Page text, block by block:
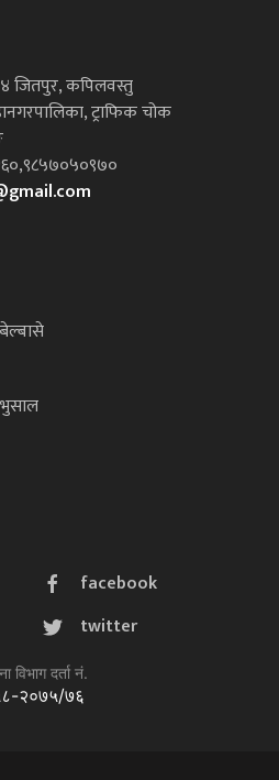
४ जितपुर, कपिलवस्तु
ट्राफिक चोक
facebook
twitter
विभाग दर्ता नं.
२०७५/७६